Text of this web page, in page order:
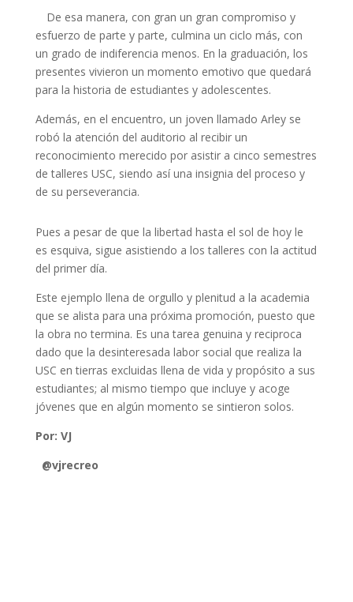
De esa manera, con gran un gran compromiso y
esfuerzo de parte y parte, culmina un ciclo más, con
un grado de indiferencia menos. En la graduación, los
presentes vivieron un momento emotivo que quedará
para la historia de estudiantes y adolescentes.
Además, en el encuentro, un joven llamado Arley se
robó la atención del auditorio al recibir un
reconocimiento merecido por asistir a cinco semestres
de talleres USC, siendo así una insignia del proceso y
de su perseverancia.
Pues a pesar de que la libertad hasta el sol de hoy le
es esquiva, sigue asistiendo a los talleres con la actitud
del primer día.
Este ejemplo llena de orgullo y plenitud a la academia
que se alista para una próxima promoción, puesto que
la obra no termina. Es una tarea genuina y reciproca
dado que la desinteresada labor social que realiza la
USC en tierras excluidas llena de vida y propósito a sus
estudiantes; al mismo tiempo que incluye y acoge
jóvenes que en algún momento se sintieron solos.
Por: VJ
@vjrecreo